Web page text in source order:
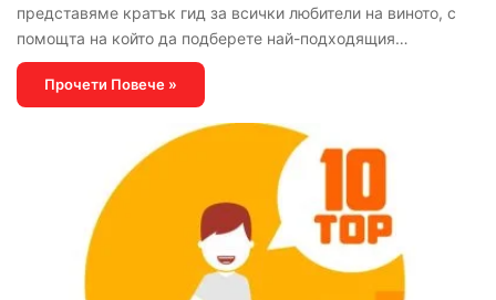
представяме кратък гид за всички любители на виното, с
помощта на който да подберете най-подходящия…
Прочети Повече »